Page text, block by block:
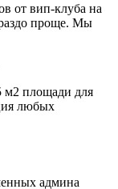
от вип-клуба на
проще. Мы
м2 площади для
любых
админа